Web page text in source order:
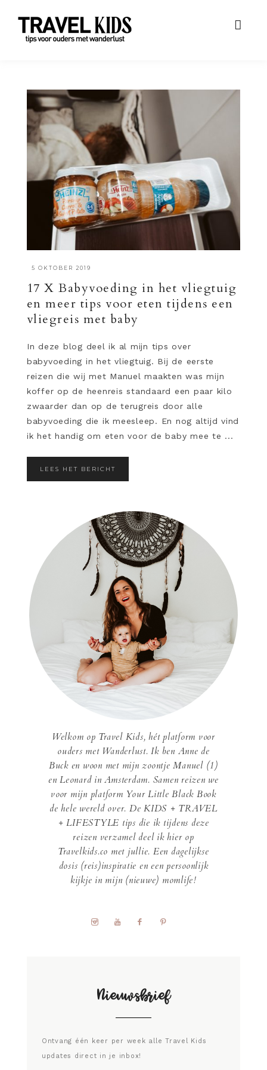
5 OKTOBER 2019
17 X Babyvoeding in het vliegtuig
en meer tips voor eten tijdens een
vliegreis met baby
In deze blog deel ik al mijn tips over
babyvoeding in het vliegtuig. Bij de eerste
reizen die wij met Manuel maakten was mijn
koffer op de heenreis standaard een paar kilo
zwaarder dan op de terugreis door alle
babyvoeding die ik meesleep. En nog altijd vind
ik het handig om eten voor de baby mee te ...
LEES HET BERICHT
Welkom op Travel Kids, hét platform voor
ouders met Wanderlust. Ik ben Anne de
Buck en woon met mijn zoontje Manuel (1)
en Leonard in Amsterdam. Samen reizen we
voor mijn platform Your Little Black Book
de hele wereld over. De KIDS + TRAVEL
+ LIFESTYLE tips die ik tijdens deze
reizen verzamel deel ik hier op
Travelkids.co met jullie. Een dagelijkse
dosis (reis)inspiratie en een persoonlijk
kijkje in mijn (nieuwe) momlife!
Nieuwsbrief
Ontvang één keer per week alle Travel Kids
updates direct in je inbox!